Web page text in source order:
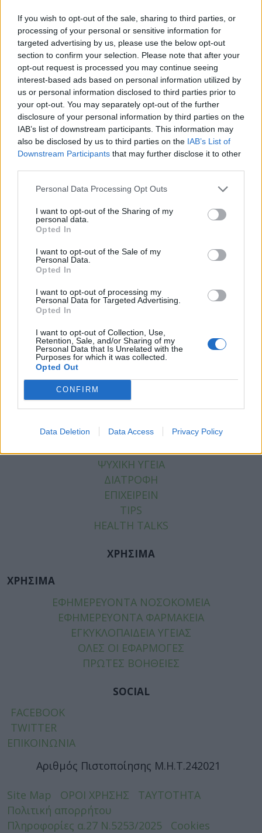
If you wish to opt-out of the sale, sharing to third parties, or
processing of your personal or sensitive information for
targeted advertising by us, please use the below opt-out
section to confirm your selection. Please note that after your
opt-out request is processed you may continue seeing
interest-based ads based on personal information utilized by
us or personal information disclosed to third parties prior to
your opt-out. You may separately opt-out of the further
disclosure of your personal information by third parties on the
IAB’s list of downstream participants. This information may
also be disclosed by us to third parties on the IAB’s List of
Downstream Participants that may further disclose it to other
Personal Data Processing Opt Outs
I want to opt-out of the Sharing of my
personal data.
Opted In
I want to opt-out of the Sale of my
Personal Data.
Opted In
I want to opt-out of processing my
Personal Data for Targeted Advertising.
Opted In
I want to opt-out of Collection, Use,
Retention, Sale, and/or Sharing of my
Personal Data that Is Unrelated with the
Purposes for which it was collected.
Opted Out
CONFIRM
Data Deletion Data Access Privacy Policy
»Exactech, INC.» και στο πλαίσιο προάσπισης της
δημόσιας υγείας. Οι εταιρείες οφείλουν να
εφαρμόσουν τα διορθωτικά μέτρα του
κατασκευαστή μέσα σε εύλογο χρονικό
διάστημα.
Τα σχετικά παραστατικά τηρούνται για διάστημα
τουλάχιστον πέντε (5) ετών και τίθενται υπόψη
του ΕΟΦ, εφόσον ζητηθούν».
Facebook
Twitter
Tags:ΑΝΑΚΛΗΣΗ,ΕΟΦ,ΕΠΙΓΟΝΑΤΙΔΑ
ΚΑΤΗΓΟΡΙΕΣ
ΥΓΕΙΑ
ΨΥΧΙΚΗ ΥΓΕΙΑ
ΔΙΑΤΡΟΦΗ
ΕΠΙΧΕΙΡΕΙΝ
TIPS
HEALTH TALKS
ΧΡΗΣΙΜΑ
ΧΡΗΣΙΜΑ
ΕΦΗΜΕΡΕΥΟΝΤΑ ΝΟΣΟΚΟΜΕΙΑ
ΕΦΗΜΕΡΕΥΟΝΤΑ ΦΑΡΜΑΚΕΙΑ
ΕΓΚΥΚΛΟΠΑΙΔΕΙΑ ΥΓΕΙΑΣ
ΟΛΕΣ ΟΙ ΕΦΑΡΜΟΓΕΣ
ΠΡΩΤΕΣ ΒΟΗΘΕΙΕΣ
SOCIAL
FACEBOOK
TWITTER
ΕΠΙΚΟΙΝΩΝΙΑ
Αριθμός Πιστοποίησης Μ.Η.Τ.242021
Site Map ΟΡΟΙ ΧΡΗΣΗΣ
ΤΑΥΤΟΤΗΤΑ
Πολιτική απορρήτου
Πληροφορίες α.27 Ν.5253/2025
Cookies